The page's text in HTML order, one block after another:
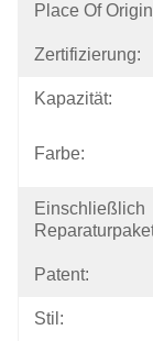
Place Of
Zertifizierung:
Kapazität:
Farbe:
Einschließlich
Patent:
Stil: